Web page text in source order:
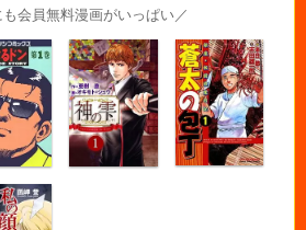
会員無料漫画がいっぱい／